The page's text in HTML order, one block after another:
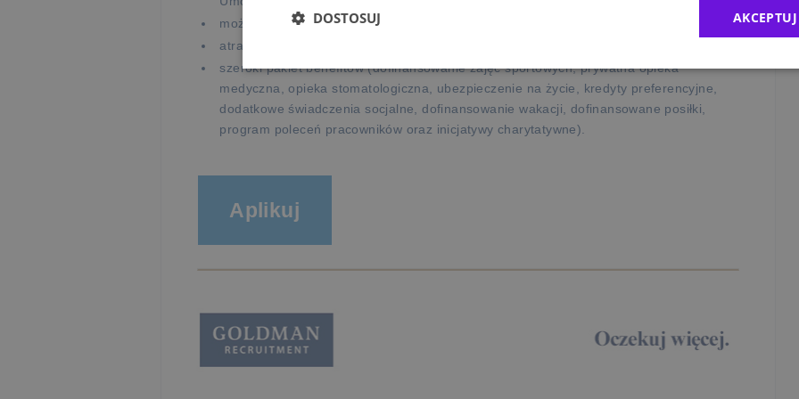
możliwość rozwoju zawodowego i podnoszenia kwalifikacji,
atrakcyjne wynagrodzenie + premia,
szeroki pakiet benefitów (dofinansowanie zajęć sportowych, prywatna opieka
medyczna, opieka stomatologiczna, ubezpieczenie na życie, kredyty preferencyjne,
dodatkowe świadczenia socjalne, dofinansowanie wakacji, dofinansowane posiłki,
program poleceń pracowników oraz inicjatywy charytatywne).
Aplikuj
DOSTOSUJ